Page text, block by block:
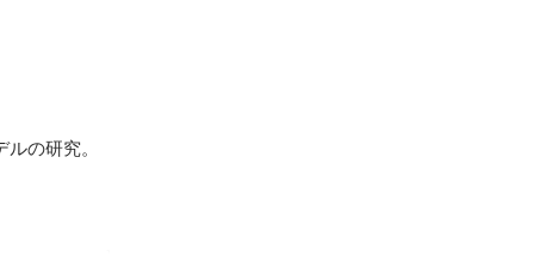
の研究。